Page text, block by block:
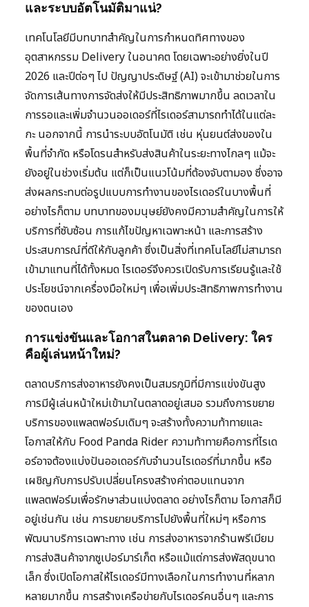
และระบบอัตโนมัติมาแน่?
เทคโนโลยีมีบทบาทสำคัญในการกำหนดทิศทางของ
อุตสาหกรรม Delivery ในอนาคต โดยเฉพาะอย่างยิ่งในปี
2026 และปีต่อๆ ไป ปัญญาประดิษฐ์ (AI) จะเข้ามาช่วยในการ
จัดการเส้นทางการจัดส่งให้มีประสิทธิภาพมากขึ้น ลดเวลาใน
การรอและเพิ่มจำนวนออเดอร์ที่ไรเดอร์สามารถทำได้ในแต่ละ
กะ นอกจากนี้ การนำระบบอัตโนมัติ เช่น หุ่นยนต์ส่งของใน
พื้นที่จำกัด หรือโดรนสำหรับส่งสินค้าในระยะทางไกลๆ แม้จะ
ยังอยู่ในช่วงเริ่มต้น แต่ก็เป็นแนวโน้มที่ต้องจับตามอง ซึ่งอาจ
ส่งผลกระทบต่อรูปแบบการทำงานของไรเดอร์ในบางพื้นที่
อย่างไรก็ตาม บทบาทของมนุษย์ยังคงมีความสำคัญในการให้
บริการที่ซับซ้อน การแก้ไขปัญหาเฉพาะหน้า และการสร้าง
ประสบการณ์ที่ดีให้กับลูกค้า ซึ่งเป็นสิ่งที่เทคโนโลยีไม่สามารถ
เข้ามาแทนที่ได้ทั้งหมด ไรเดอร์จึงควรเปิดรับการเรียนรู้และใช้
ประโยชน์จากเครื่องมือใหม่ๆ เพื่อเพิ่มประสิทธิภาพการทำงาน
ของตนเอง
การแข่งขันและโอกาสในตลาด Delivery: ใคร
คือผู้เล่นหน้าใหม่?
ตลาดบริการส่งอาหารยังคงเป็นสมรภูมิที่มีการแข่งขันสูง
การมีผู้เล่นหน้าใหม่เข้ามาในตลาดอยู่เสมอ รวมถึงการขยาย
บริการของแพลตฟอร์มเดิมๆ จะสร้างทั้งความท้าทายและ
โอกาสให้กับ Food Panda Rider ความท้าทายคือการที่ไรเด
อร์อาจต้องแบ่งปันออเดอร์กับจำนวนไรเดอร์ที่มากขึ้น หรือ
เผชิญกับการปรับเปลี่ยนโครงสร้างค่าตอบแทนจาก
แพลตฟอร์มเพื่อรักษาส่วนแบ่งตลาด อย่างไรก็ตาม โอกาสก็มี
อยู่เช่นกัน เช่น การขยายบริการไปยังพื้นที่ใหม่ๆ หรือการ
พัฒนาบริการเฉพาะทาง เช่น การส่งอาหารจากร้านพรีเมียม
การส่งสินค้าจากซูเปอร์มาร์เก็ต หรือแม้แต่การส่งพัสดุขนาด
เล็ก ซึ่งเปิดโอกาสให้ไรเดอร์มีทางเลือกในการทำงานที่หลาก
หลายมากขึ้น การสร้างเครือข่ายกับไรเดอร์คนอื่นๆ และการ